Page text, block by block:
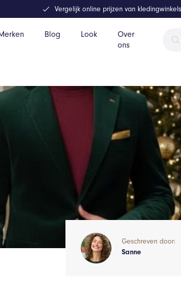
Blog Look
Over
ons
Vergelijk online prijzen van
Geschreven door:
Sanne